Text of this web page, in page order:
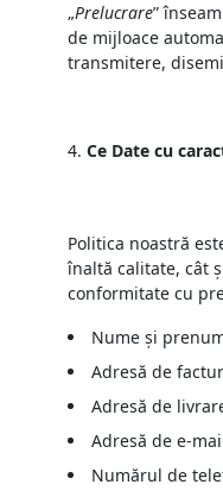
„Prelucrare”
de mijloace
transmitere,
Ce Date cu
Politica noastră
înaltă calitate, cât
conformitate cu
Nume și
Adresă de
Adresă de
Adresă de e-
Numărul de